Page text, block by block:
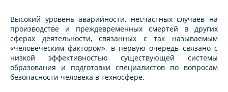
Высокий уровень аварийности, несчастных случаев на
производстве и преждевременных смертей в других
сферах деятельности, связанных с так называемым
«человеческим фактором», в первую очередь связано с
низкой эффективностью существующей системы
образования и подготовки специалистов по вопросам
безопасности человека в техносфере.